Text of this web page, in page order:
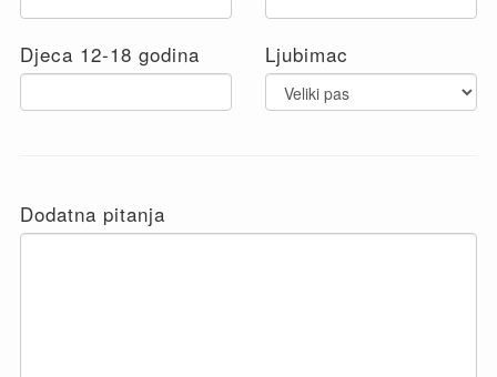
Djeca 12-18 godina Ljubimac
Dodatna pitanja